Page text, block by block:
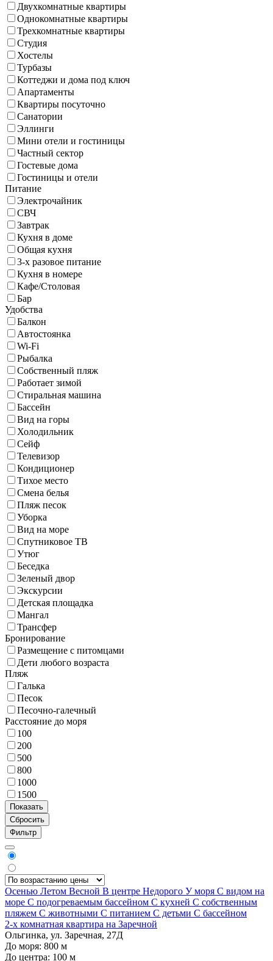
Двухкомнатные квартиры
Однокомнатные квартиры
Трехкомнатные квартиры
Студия
Хостелы
Турбазы
Коттеджи и дома под ключ
Апартаменты
Квартиры посуточно
Санатории
Эллинги
Мини отели и гостиницы
Частный сектор
Гостевые дома
Гостиницы и отели
Питание
Электрочайник
СВЧ
Завтрак
Кухня в доме
Общая кухня
3-х разовое питание
Кухня в номере
Кафе/Столовая
Бар
Удобства
Балкон
Автостоянка
Wi-Fi
Рыбалка
Собственный пляж
Работает зимой
Стиральная машина
Бассейн
Вид на горы
Холодильник
Сейф
Телевизор
Кондиционер
Тихое место
Смена белья
Пляж песок
Уборка
Вид на море
Спутниковое ТВ
Утюг
Беседка
Зеленый двор
Экскурсии
Детская площадка
Мангал
Трансфер
Бронирование
Размещение с питомцами
Дети любого возраста
Пляж
Галька
Песок
Песочно-галечный
Расстояние до моря
100
200
500
800
1000
1500
Фильтр
Осенью Летом Весной В центре Недорого У моря С видом на
море С подогреваемым бассейном С кухней С собственным
пляжем С животными С питанием С детьми С бассейном
2-х комнатная квартира на Заречной
Ольгинка, ул. Заречная, 27Д
До моря: 800 м
До центра: 100 м